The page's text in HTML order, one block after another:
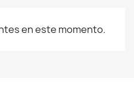
en este momento.